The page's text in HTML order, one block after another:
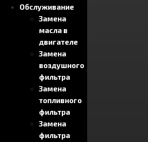
Обслуживание
Замена
масла в
двигателе
Замена
воздушного
фильтра
Замена
топливного
фильтра
Замена
фильтра